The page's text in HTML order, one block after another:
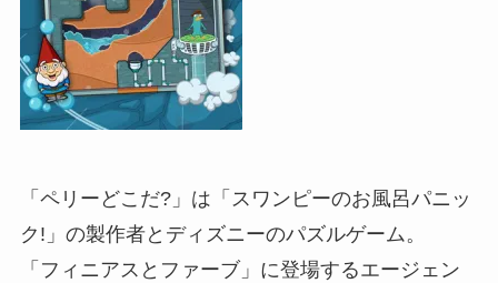
「ペリーどこだ?」は「スワンピーのお風呂パニッ
ク!」の製作者とディズニーのパズルゲーム。
「フィニアスとファーブ」に登場するエージェン